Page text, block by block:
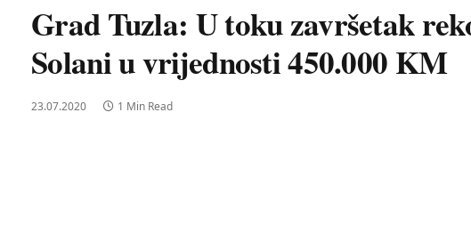
Grad Tuzla: U toku završetak
Solani u vrijednosti 450.000 KM
23.07.2020 1 Min Read